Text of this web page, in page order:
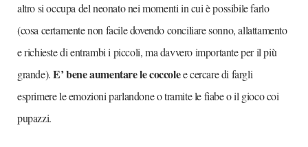
altro si occupa del neonato nei momenti in cui è possibile farlo
(cosa certamente non facile dovendo conciliare sonno, allattamento
e richieste di entrambi i piccoli, ma davvero importante per il più
grande).E’ bene aumentare le coccolee cercare di fargli
esprimere le emozioni parlandone o tramite le fiabe o il gioco coi
pupazzi.